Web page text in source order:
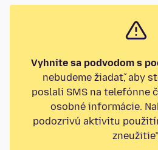
Vyhnite sa podvodom s
nebudeme žiadať, aby
poslali SMS na telefónne
osobné informácie.
podozrivú aktivitu